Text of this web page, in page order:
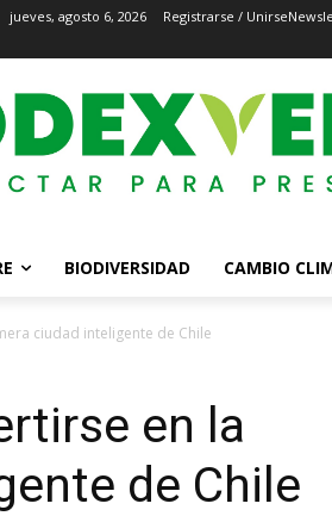
jueves, agosto 6, 2026 Registrarse / Unirse
BIODIVERSIDAD CAMBIO
ciudad inteligente de Chile
en la
de Chile